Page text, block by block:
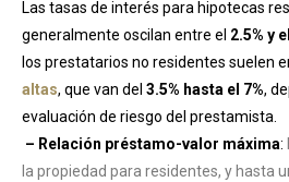
Las tasas de interés para hipotecas
generalmente oscilan entre el 2.5% y
los prestatarios no residentes suelen
altas, que van del 3.5% hasta el 7%,
evaluación de riesgo del prestamista.
– Relación préstamo-valor máxima:
la propiedad para residentes, y hasta